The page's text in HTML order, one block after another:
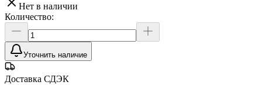
Нет в наличии
Количество:
Уточнить наличие
Доставка СДЭК